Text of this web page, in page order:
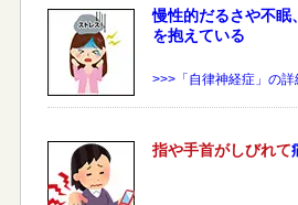
慢性的だるさや不眠、
を抱えている
>>>「自律神経症」の詳
指や手首がしびれて